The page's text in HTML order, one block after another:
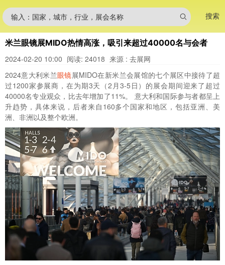
输入：国家，城市，行业，展会名称 搜索
米兰眼镜展MIDO热情高涨，吸引来超过40000名与会者
2024-02-20 10:00 阅读: 24018 来源 : 去展网
2024意大利米兰眼镜展MIDO在新米兰会展馆的七个展区中接待了超
过1200家参展商，在为期3天（2月3-5日）的展会期间迎来了超过
40000名专业观众，比去年增加了11%。 意大利和国际参与者都呈上
升趋势，具体来说，后者来自160多个国家和地区，包括亚洲、美
洲、非洲以及整个欧洲。